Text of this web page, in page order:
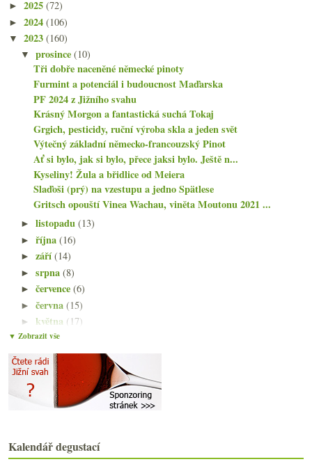
► 2025 (72)
► 2024 (106)
▼ 2023 (160)
▼prosince(10)
Tři dobře naceněné německé pinoty
Furmint a potenciál i budoucnost Maďarska
PF 2024 z Jižního svahu
Krásný Morgon a fantastická suchá Tokaj
Grgich, pesticidy, ruční výroba skla a jeden svět
Výtečný základní německo-francouzský Pinot
Ať si bylo, jak si bylo, přece jaksi bylo. Ještě n...
Kyseliny! Žula a břidlice od Meiera
Slaďoši (prý) na vzestupu a jedno Spätlese
Gritsch opouští Vinea Wachau, viněta Moutonu 2021 ...
►listopadu(13)
►října(16)
►září(14)
►srpna(8)
►července(6)
►června(15)
►května (17)
►dubna
► března(14)
►února(13)
► ledna (19)
(225)
2020(239)
►2019(238)
▼ Zobrazit vše
Kalendář degustací